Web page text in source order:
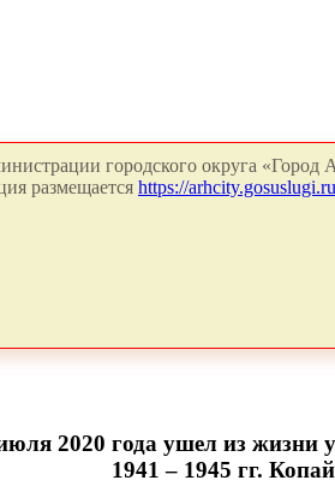
городского округа «Город
размещается https://
2020 года ушел из жизни
1941 ‒ 1945 гг.